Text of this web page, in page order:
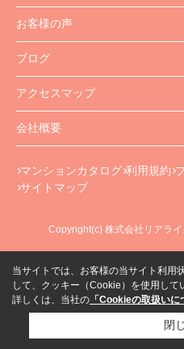
お客様の声
ブログ
アクセスマップ
会社概要
マンションカタログ 利用規約
サイトマップ
Copyright(c) 株式会社リアラ
当サイトでは、お客様の当サイト利用
して、クッキー（Cookie）を使用して
詳しくは、当社の 「Cookieの取扱いに
閉